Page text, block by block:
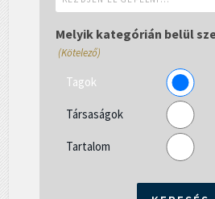
el
Melyik kategórián belül
(Kötelező)
Tagok
Társaságok
Tartalom